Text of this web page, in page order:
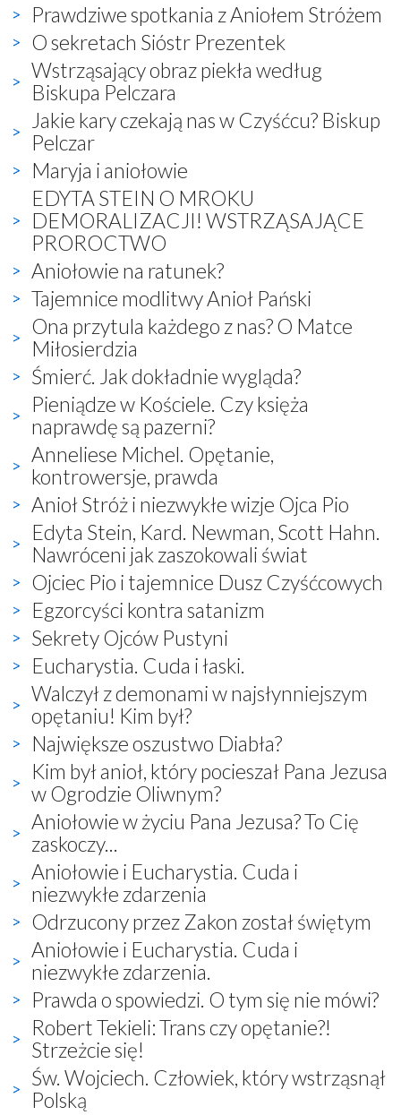
Prawdziwe spotkania z Aniołem Stróżem
O sekretach Sióstr Prezentek
Wstrząsający obraz piekła według
Biskupa Pelczara
Jakie kary czekają nas w Czyśćcu? Biskup
Pelczar
Maryja i aniołowie
EDYTA STEIN O MROKU
DEMORALIZACJI! WSTRZĄSAJĄCE
PROROCTWO
Aniołowie na ratunek?
Tajemnice modlitwy Anioł Pański
Ona przytula każdego z nas? O Matce
Miłosierdzia
Śmierć. Jak dokładnie wygląda?
Pieniądze w Kościele. Czy księża
naprawdę są pazerni?
Anneliese Michel. Opętanie,
kontrowersje, prawda
Anioł Stróż i niezwykłe wizje Ojca Pio
Edyta Stein, Kard. Newman, Scott Hahn.
Nawróceni jak zaszokowali świat
Ojciec Pio i tajemnice Dusz Czyśćcowych
Egzorcyści kontra satanizm
Sekrety Ojców Pustyni
Eucharystia. Cuda i łaski.
Walczył z demonami w najsłynniejszym
opętaniu! Kim był?
Największe oszustwo Diabła?
Kim był anioł, który pocieszał Pana Jezusa
w Ogrodzie Oliwnym?
Aniołowie w życiu Pana Jezusa? To Cię
zaskoczy...
Aniołowie i Eucharystia. Cuda i
niezwykłe zdarzenia
Odrzucony przez Zakon został świętym
Aniołowie i Eucharystia. Cuda i
niezwykłe zdarzenia.
Prawda o spowiedzi. O tym się nie mówi?
Robert Tekieli: Trans czy opętanie?!
Strzeżcie się!
Św. Wojciech. Człowiek, który wstrząsnął
Polską